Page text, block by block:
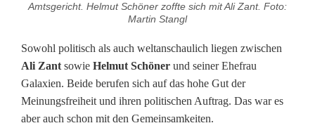
o
r
A
m
Amtsgericht. Helmut Schöner zoffte sich mit Ali Zant. Foto:
Martin Stangl
Sowohl politisch als auch weltanschaulich liegen zwischen
Ali Zant sowie Helmut Schöner und seiner Ehefrau
Galaxien. Beide berufen sich auf das hohe Gut der
Meinungsfreiheit und ihren politischen Auftrag. Das war es
aber auch schon mit den Gemeinsamkeiten.